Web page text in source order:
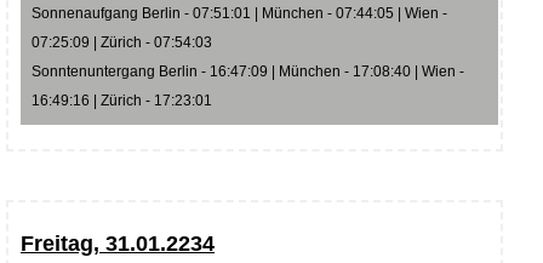
Sonnenaufgang Berlin - 07:51:01 | München - 07:44:05 | Wien -
07:25:09 | Zürich - 07:54:03
Sonntenuntergang Berlin - 16:47:09 | München - 17:08:40 | Wien -
16:49:16 | Zürich - 17:23:01
Freitag, 31.01.2234